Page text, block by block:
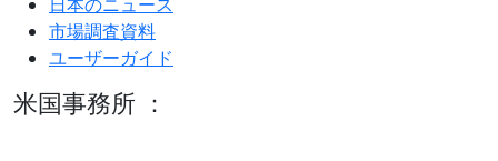
市場調査資料
ユーザーガイド
米国事務所 ：